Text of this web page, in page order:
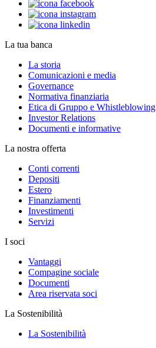
La tua banca
La storia
Comunicazioni e media
Governance
Normativa finanziaria
Etica di Gruppo e Whistleblowing
Investor Relations
Documenti e informative
La nostra offerta
Conti correnti
Depositi
Estero
Finanziamenti
Investimenti
Servizi
I soci
Vantaggi
Compagine sociale
Documenti
Area riservata soci
La Sostenibilità
La Sostenibilità